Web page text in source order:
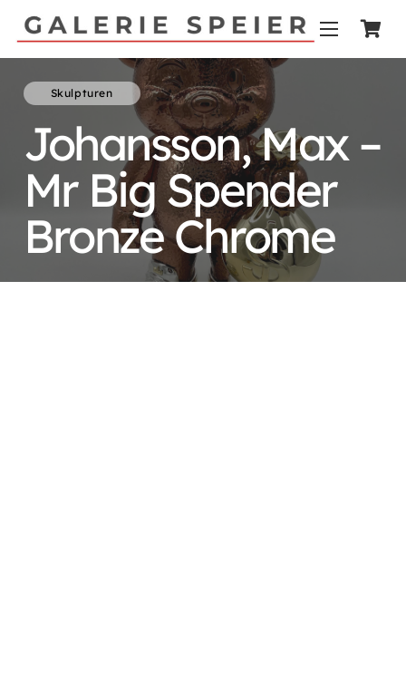
Skulpturen
Johansson, Max –
Mr Big Spender
Bronze Chrome